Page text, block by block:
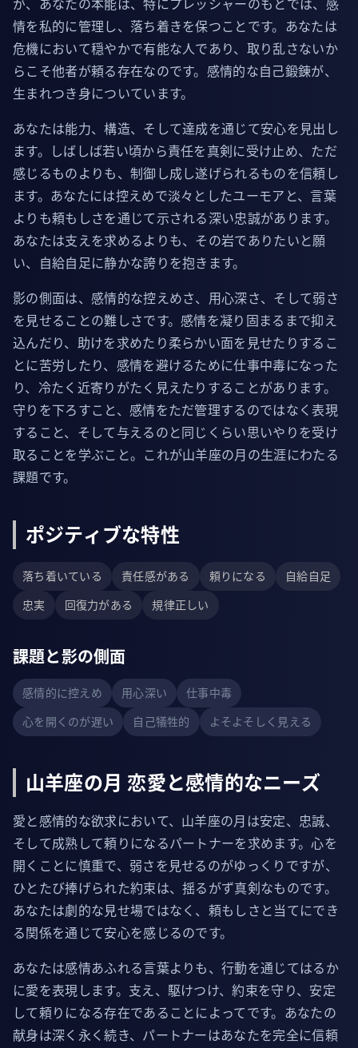
が、あなたの本能は、特にプレッシャーのもとでは、感
情を私的に管理し、落ち着きを保つことです。あなたは
危機において穏やかで有能な人であり、取り乱さないか
らこそ他者が頼る存在なのです。感情的な自己鍛錬が、
生まれつき身についています。
あなたは能力、構造、そして達成を通じて安心を見出し
ます。しばしば若い頃から責任を真剣に受け止め、ただ
感じるものよりも、制御し成し遂げられるものを信頼し
ます。あなたには控えめで淡々としたユーモアと、言葉
よりも頼もしさを通じて示される深い忠誠があります。
あなたは支えを求めるよりも、その岩でありたいと願
い、自給自足に静かな誇りを抱きます。
影の側面は、感情的な控えめさ、用心深さ、そして弱さ
を見せることの難しさです。感情を凝り固まるまで抑え
込んだり、助けを求めたり柔らかい面を見せたりするこ
とに苦労したり、感情を避けるために仕事中毒になった
り、冷たく近寄りがたく見えたりすることがあります。
守りを下ろすこと、感情をただ管理するのではなく表現
すること、そして与えるのと同じくらい思いやりを受け
取ることを学ぶこと。これが山羊座の月の生涯にわたる
課題です。
ポジティブな特性
落ち着いている 責任感がある 頼りになる
自給自足
忠実
回復力がある 規律正しい
課題と影の側面
感情的に控えめ 用心深い
仕事中毒
心を開くのが遅い
自己犠牲的 よそよそしく見える
山羊座の月 恋愛と感情的なニーズ
愛と感情的な欲求において、山羊座の月は安定、忠誠、
そして成熟して頼りになるパートナーを求めます。心を
開くことに慎重で、弱さを見せるのがゆっくりですが、
ひとたび捧げられた約束は、揺るがず真剣なものです。
あなたは劇的な見せ場ではなく、頼もしさと当てにでき
る関係を通じて安心を感じるのです。
あなたは感情あふれる言葉よりも、行動を通じてはるか
に愛を表現します。支え、駆けつけ、約束を守り、安定
して頼りになる存在であることによってです。あなたの
献身は深く永く続き、パートナーはあなたを完全に信頼